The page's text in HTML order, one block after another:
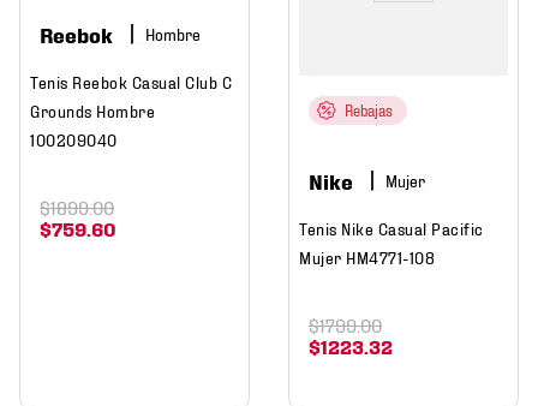
Reebok Hombre
Tenis Reebok Casual Club C
Grounds Hombre
100209040
$759 60
$1899.00
Rebajas
Nike Mujer
Tenis Nike Casual Pacific
Mujer HM4771-108
$1223 32
$1799.00